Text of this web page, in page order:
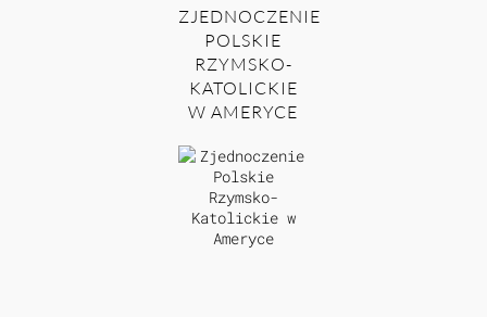
ZJEDNOCZENIE
POLSKIE
RZYMSKO-
KATOLICKIE
W AMERYCE